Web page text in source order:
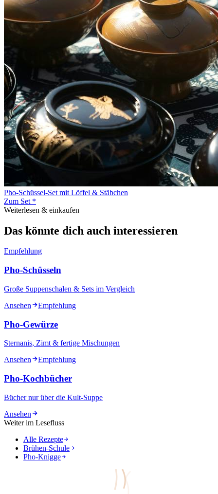
Pho-Schüssel-Set mit Löffel & Stäbchen
Zum Set *
Weiterlesen & einkaufen
Das könnte dich auch interessieren
Empfehlung
Pho-Schüsseln
Große Suppenschalen & Sets im Vergleich
Ansehen
Empfehlung
Pho-Gewürze
Sternanis, Zimt & fertige Mischungen
Ansehen
Empfehlung
Pho-Kochbücher
Bücher nur über die Kult-Suppe
Ansehen
Weiter im Lesefluss
Alle Rezepte
Brühen-Schule
Pho-Knigge